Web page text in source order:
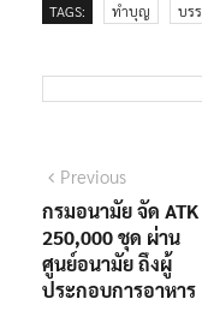
TAGS: ทำบุญ บร
แนะแนว
เรื่อง
PreviousPrevious
post:
กรมอนามัย จัด ATK
250,000 ชุด ผ่าน
ศูนย์อนามัย ถึงผู้
ประกอบการอาหาร